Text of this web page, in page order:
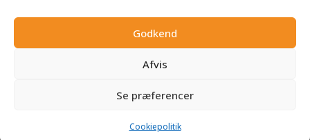
Godkend
Afvis
Se præferencer
Cookiepolitik
Telefonerne åbner alle dage kl. 8.00
© Kiropraktisk Klinik Kgs Lyngby